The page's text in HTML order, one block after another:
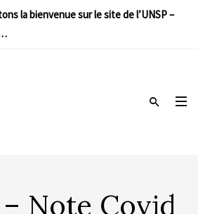
la bienvenue sur le site de l’UNSP –
Note Covid